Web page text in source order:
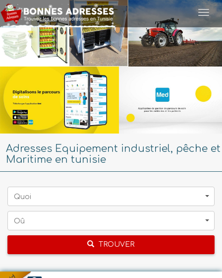
Adresses Equipement industriel, pêche et
Maritime en tunisie
Quoi
Oû
TROUVER